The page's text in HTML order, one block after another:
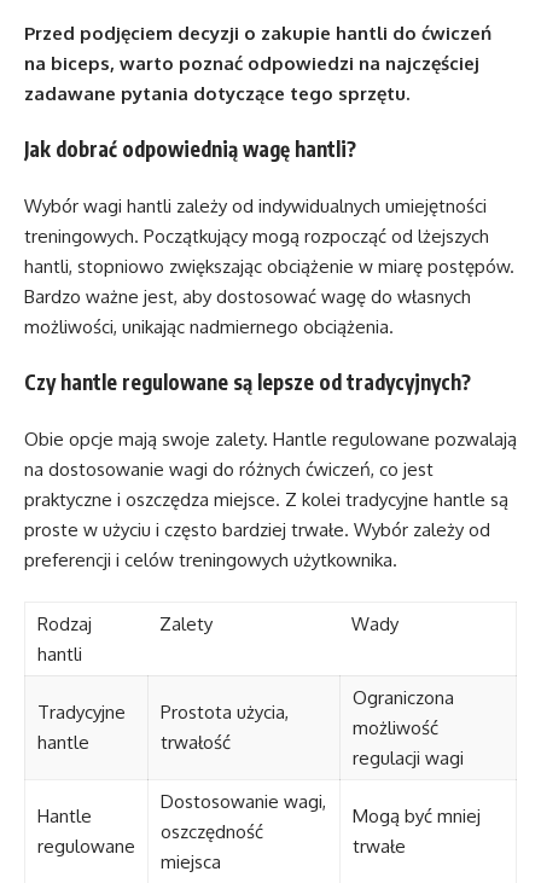
Przed podjęciem decyzji o zakupie hantli do ćwiczeń
na biceps, warto poznać odpowiedzi na najczęściej
zadawane pytania dotyczące tego sprzętu.
Jak dobrać odpowiednią wagę hantli?
Wybór wagi hantli zależy od indywidualnych umiejętności
treningowych. Początkujący mogą rozpocząć od lżejszych
hantli, stopniowo zwiększając obciążenie w miarę postępów.
Bardzo ważne jest, aby dostosować wagę do własnych
możliwości, unikając nadmiernego obciążenia.
Czy hantle regulowane są lepsze od tradycyjnych?
Obie opcje mają swoje zalety. Hantle regulowane pozwalają
na dostosowanie wagi do różnych ćwiczeń, co jest
praktyczne i oszczędza miejsce. Z kolei tradycyjne hantle są
proste w użyciu i często bardziej trwałe. Wybór zależy od
preferencji i celów treningowych użytkownika.
Rodzaj
hantli
Zalety Wady
Tradycyjne
hantle
Prostota użycia,
trwałość
Ograniczona
możliwość
regulacji wagi
Hantle
regulowane
Dostosowanie wagi,
oszczędność
miejsca
Mogą być mniej
trwałe